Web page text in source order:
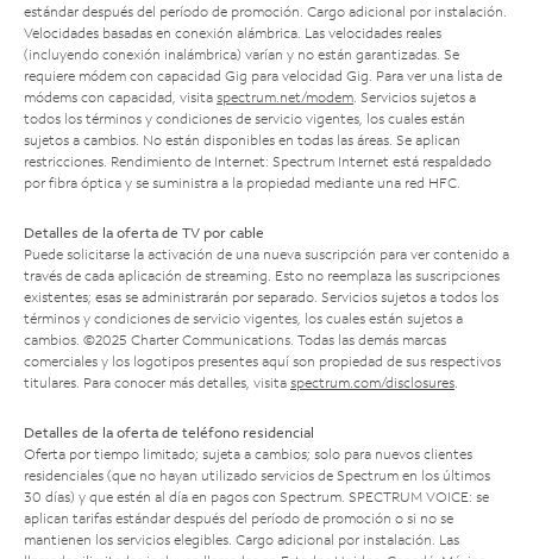
estándar después del período de promoción. Cargo adicional por instalación.
Velocidades basadas en conexión alámbrica. Las velocidades reales
(incluyendo conexión inalámbrica) varían y no están garantizadas. Se
requiere módem con capacidad Gig para velocidad Gig. Para ver una lista de
módems con capacidad, visita spectrum.net/modem . Servicios sujetos a
todos los términos y condiciones de servicio vigentes, los cuales están
sujetos a cambios. No están disponibles en todas las áreas. Se aplican
restricciones. Rendimiento de Internet: Spectrum Internet está respaldado
por fibra óptica y se suministra a la propiedad mediante una red HFC.
Detalles de la oferta de TV por cable
Puede solicitarse la activación de una nueva suscripción para ver contenido a
través de cada aplicación de streaming. Esto no reemplaza las suscripciones
existentes; esas se administrarán por separado. Servicios sujetos a todos los
términos y condiciones de servicio vigentes, los cuales están sujetos a
cambios. ©2025 Charter Communications. Todas las demás marcas
comerciales y los logotipos presentes aquí son propiedad de sus respectivos
titulares. Para conocer más detalles, visita spectrum.com/disclosures
Detalles de la oferta de teléfono residencial
Oferta por tiempo limitado; sujeta a cambios; solo para nuevos clientes
residenciales (que no hayan utilizado servicios de Spectrum en los últimos
30 días) y que estén al día en pagos con Spectrum. SPECTRUM VOICE: se
aplican tarifas estándar después del período de promoción o si no se
mantienen los servicios elegibles. Cargo adicional por instalación. Las